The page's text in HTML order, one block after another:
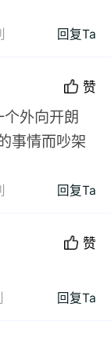
回复Ta
赞
外向开朗
事情而吵架
回复Ta
赞
回复Ta